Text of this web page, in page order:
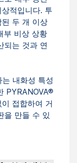
적입니다. 투
두 개 이상
부 비상 상황
되는 것과 연
내화성 특성
PYRANOVA®
접합하여 거
을 만들 수 있